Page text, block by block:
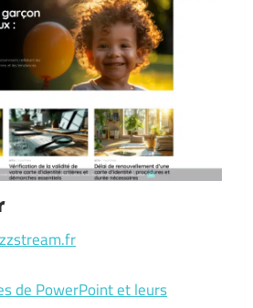
de PowerPoint et leurs